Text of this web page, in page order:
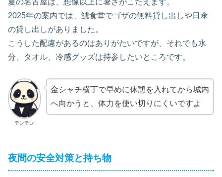
夏の名古屋は、想像以上に暑さがこたえます。
2025年の案内では、鯱食堂でゴザの無料貸し出しや日傘
の貸し出しがありました。
こうした配慮があるのはありがたいですが、それでも水
分、タオル、冷感グッズは持参したいところです。
テンテン
金シャチ横丁で早めに休憩を入れてから城内
へ向かうと、体力を使い切りにくいですよ
夜間の安全対策と持ち物